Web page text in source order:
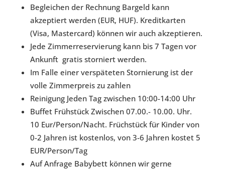
Begleichen der Rechnung Bargeld kann
akzeptiert werden (EUR, HUF). Kreditkarten
(Visa, Mastercard) können wir auch akzeptieren.
Jede Zimmerreservierung kann bis 7 Tagen vor
Ankunft gratis storniert werden.
Im Falle einer verspäteten Stornierung ist der
volle Zimmerpreis zu zahlen
Reinigung Jeden Tag zwischen 10:00-14:00 Uhr
Buffet Frühstück Zwischen 07.00.- 10.00. Uhr.
10 Eur/Person/Nacht. Früchstück für Kinder von
0-2 Jahren ist kostenlos, von 3-6 Jahren kostet 5
EUR/Person/Tag
Auf Anfrage Babybett können wir gerne